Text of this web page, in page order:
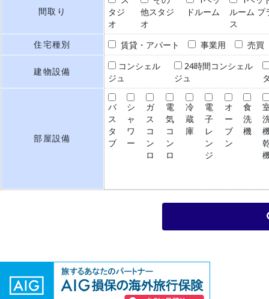
間取り
タジ
オ
他スタジ
オ
ドルーム
ルーム プ
ス
住宅種別
賃貸・アパート 事業用 売買
建物設備
コンシェル
ジュ
24時間コンシェル
ジュ
部屋設備
バ
ス
タ
ブ
シ
ャ
ワ
ー
ガ
ス
コ
ン
ロ
電
気
コ
ン
ロ
冷
蔵
庫
電
子
レ
ン
ジ
オ
ー
ブ
ン
食
洗
機